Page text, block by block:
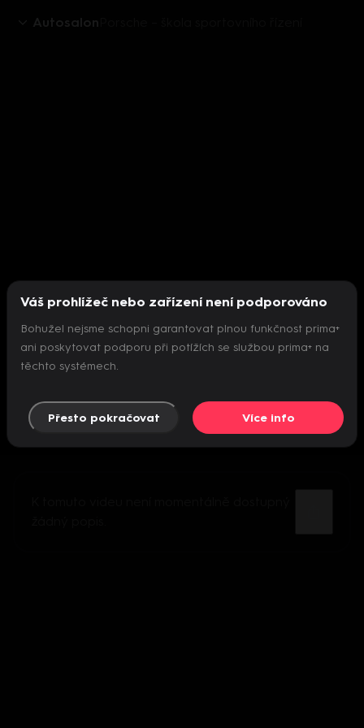
Autosalon
Nepodařilo se inicializovat přehrávač
Váš prohlížeč nebo zařízení není podporováno
Bohužel nejsme schopni garantovat plnou funkčnost prima+
ani poskytovat podporu při potížích se službou prima+ na
těchto systémech.
Přesto pokračovat Více info